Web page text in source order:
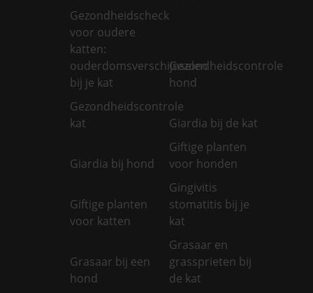
Gezondheidscheck
voor oudere
katten:
ouderdomsverschijnselen
bij je kat
Gezondheidscontrole
hond
Gezondheidscontrole
kat
Giardia bij de kat
Giardia bij hond
Giftige planten
voor honden
Giftige planten
voor katten
Gingivitis
stomatitis bij je
kat
Grasaar bij een
hond
Grasaar en
grassprieten bij
de kat